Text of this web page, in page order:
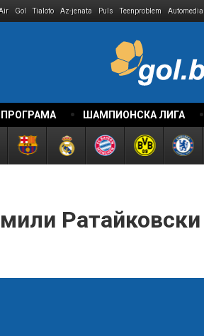
Gol Tialoto Az-jenata Puls Teenproblem Automedia
ПРОГРАМА ШАМПИОНСКА ЛИГА
Ратайковски